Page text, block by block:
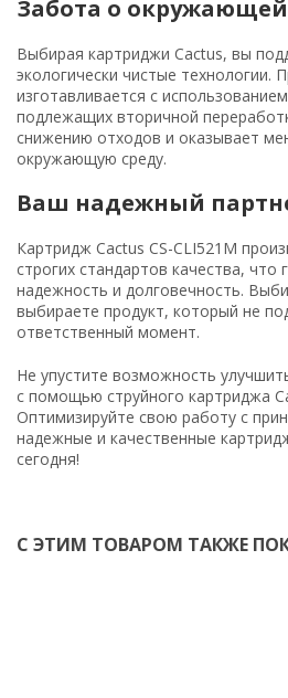
Забота о окружающей
Выбирая картриджи Cactus, вы
экологически чистые технологии.
изготавливается с
подлежащих вторичной
снижению отходов и оказывает
окружающую среду.
Ваш надежный
Картридж Cactus CS-CLI521M
строгих стандартов качества, что
надежность и долговечность.
выбираете продукт, который не
ответственный момент.
Не упустите возможность
с помощью струйного картриджа
Оптимизируйте свою работу с
надежные и качественные
сегодня!
С ЭТИМ ТОВАРОМ ТАКЖЕ